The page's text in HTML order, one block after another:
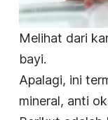
Melihat dari
bayi.
Apalagi, ini
mineral, anti